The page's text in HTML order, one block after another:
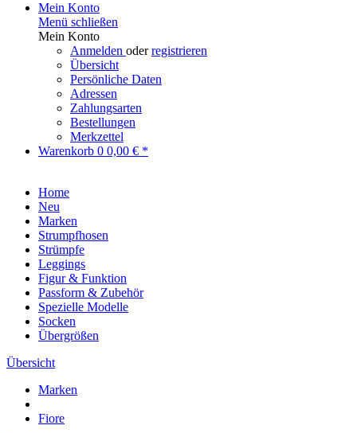
Mein Konto
Menü schließen
Mein Konto
Anmelden oderregistrieren
Übersicht
Persönliche Daten
Adressen
Zahlungsarten
Bestellungen
Merkzettel
Warenkorb 0 0,00 € *
Home
Neu
Marken
Strumpfhosen
Strümpfe
Leggings
Figur & Funktion
Passform & Zubehör
Spezielle Modelle
Socken
Übergrößen
Übersicht
Marken
Fiore